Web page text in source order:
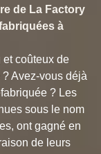
de La Factory
à
et coûteux de
Avez-vous déjà
? Les
sous le nom
ont gagné en
de leurs